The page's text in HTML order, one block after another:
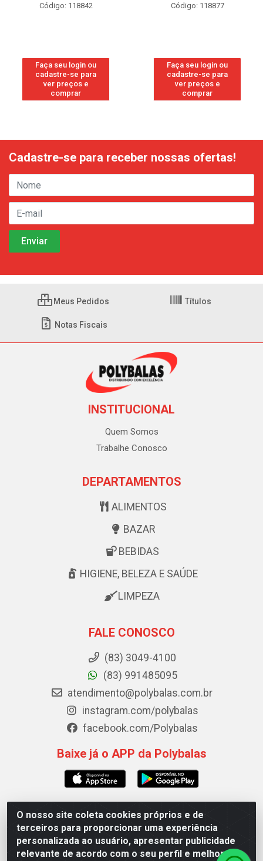
Código: 118842
Faça seu login ou
cadastre-se para
ver preços e
comprar
Código: 118877
Faça seu login ou
cadastre-se para
ver preços e
comprar
O nosso site coleta cookies próprios e de
terceiros para proporcionar uma experiência
personalizada ao usuário, apresentar publicidade
relevante de acordo com o seu perfil e melhorar a
Cadastre-se para receber nossas ofertas!
Meus Pedidos Títulos
Notas Fiscais
INSTITUCIONAL
Quem Somos
Trabalhe Conosco
DEPARTAMENTOS
ALIMENTOS
BAZAR
BEBIDAS
HIGIENE, BELEZA E SAÚDE
LIMPEZA
FALE CONOSCO
(83) 3049-4100
(83) 991485095
atendimento@polybalas.com.br
instagram.com/polybalas
facebook.com/Polybalas
Baixe já o APP da Polybalas
Polybalas - Rua João Miguel de Souza, 173 Galpão B -
Ernesto Geisel, João Pessoa/PB - CEP 58.075-075 - CNPJ
00.909.327/0002-61